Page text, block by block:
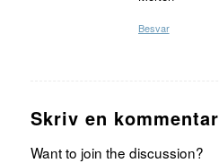
Besvar
Skriv en kommentar
Want to join the discussion?